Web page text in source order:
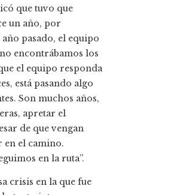
que tuvo que
un año, por
pasado, el equipo
encontrábamos los
el equipo responda
está pasando algo
Son muchos años,
apretar el
de que vengan
en el camino.
en la ruta”.
crisis en la que fue